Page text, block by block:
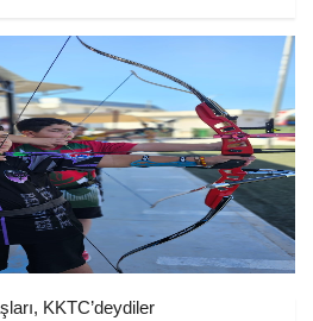
KKTC’deydiler